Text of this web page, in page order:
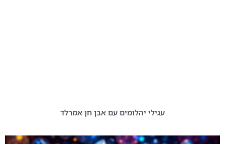
עגילי יהלומים עם אבן חן אמרלד